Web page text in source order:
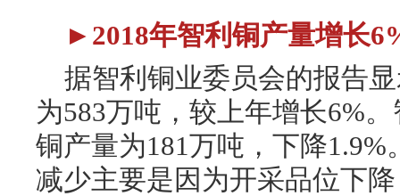
►2018年智利铜产量增长
据智利铜业委员会的报告
为583万吨，较上年增长6%
铜产量为181万吨，下降
减少主要是因为开采品位下